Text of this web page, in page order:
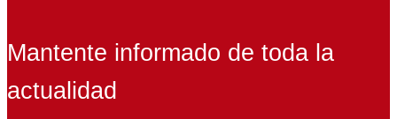
Mantente informado de toda la
actualidad